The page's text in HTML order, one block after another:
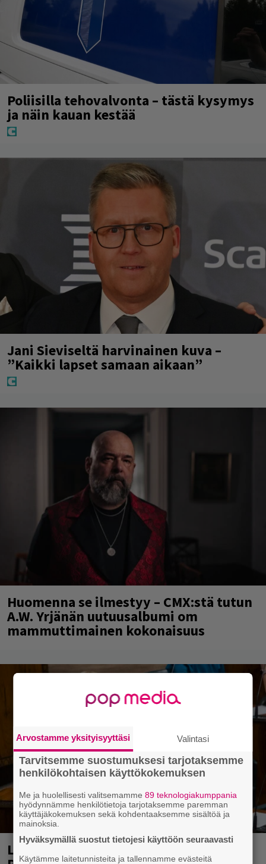
Poliisilla tehovalvonta – tästä kysymys
ja näin kauan kestää
Jani Sieviseltä harvinainen kuva –
”Kaikki lapset samaan aikaan”
Huomenna se ilmestyy – CMX:stä tutun
A.W. Yrjänän uutuusalbumi om
mammuttimainen kokonaisuus
Laittomasta graffitista kiinni jäänyt
Arvostamme yksityisyyttäsi Valintasi
Tarvitsemme suostumuksesi tarjotaksemme
henkilökohtaisen käyttökokemuksen
Me ja huolellisesti valitsemamme89 teknologiakumppania
hyödynnämme henkilötietoja tarjotaksemme paremman
käyttäjäkokemuksen sekä kohdentaaksemme sisältöä ja
mainoksia.
Hyväksymällä suostut tietojesi käyttöön seuraavasti
Käytämme laitetunnisteita ja tallennamme evästeitä